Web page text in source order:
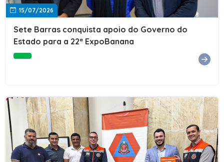
15/07/2026
Sete Barras conquista apoio do Governo do
Estado para a 22ª ExpoBanana